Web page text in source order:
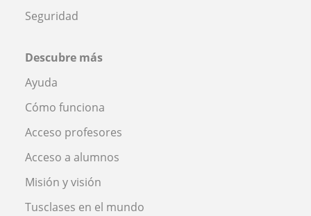
Seguridad
Descubre más
Ayuda
Cómo funciona
Acceso profesores
Acceso a alumnos
Misión y visión
Tusclases en el mundo